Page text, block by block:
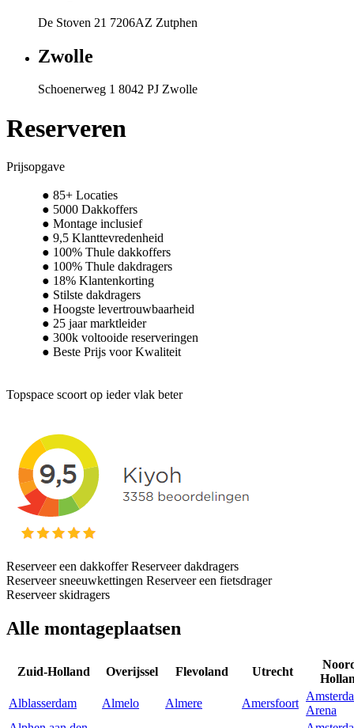
De Stoven 21 7206AZ Zutphen
Zwolle
Schoenerweg 1 8042 PJ Zwolle
Reserveren
Prijsopgave
85+ Locaties
5000 Dakkoffers
Montage inclusief
9,5 Klanttevredenheid
100% Thule dakkoffers
100% Thule dakdragers
18% Klantenkorting
Stilste dakdragers
Hoogste levertrouwbaarheid
25 jaar marktleider
300k voltooide reserveringen
Beste Prijs voor Kwaliteit
Topspace scoort op ieder vlak beter
Reserveer een dakkoffer Reserveer dakdragers
Reserveer sneeuwkettingen Reserveer een fietsdrager
Reserveer skidragers
Alle montageplaatsen
Zuid-Holland Overijssel Flevoland Utrecht
Alblasserdam
Almelo Almere Amersfoort
Arena